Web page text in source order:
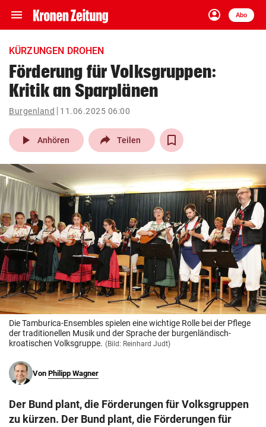
menu Navigation
ein-/ausklappen
account_circle
Anmelden
Abo
close Schließen
account_circle Anmelden
pin_drop
Wien arrow_right
bookmark
search
Suchbegriff
eingeben
© Krone Multimedia GmbH & Co KG 2026
Muthgasse 2, 1190 Wien
KÜRZUNGEN DROHEN
Förderung für Volksgruppen:
Kritik an Sparplänen
Burgenland 11.06.2025 06:00
play_arrow Anhören Teilen
Die Tamburica-Ensembles spielen eine wichtige Rolle bei der Pflege
der traditionellen Musik und der Sprache der burgenländisch-
kroatischen Volksgruppe. (Bild: Reinhard Judt)
Von Philipp Wagner
Der Bund plant, die Förderungen für Volksgruppen
zu kürzen. Der Bund plant, die Förderungen für